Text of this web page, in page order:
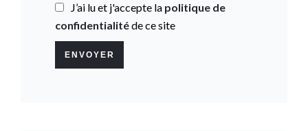
J’ai lu et j'accepte la politique de
confidentialitéde ce site
ENVOYER